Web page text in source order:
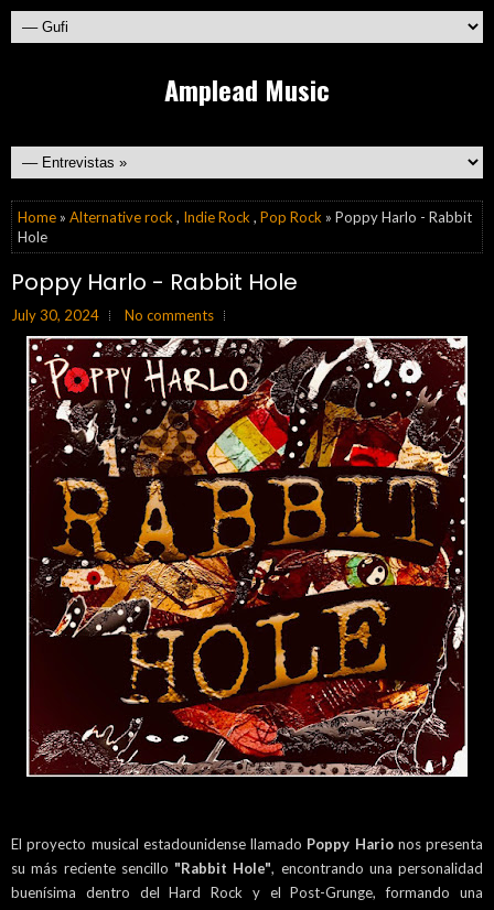
Amplead Music
Home » Alternative rock , Indie Rock , Pop Rock » Poppy Harlo - Rabbit
Hole
Poppy Harlo - Rabbit Hole
July 30, 2024 No comments
El proyecto musical estadounidense llamado Poppy Hario nos presenta
su más reciente sencillo "Rabbit Hole", encontrando una personalidad
buenísima dentro del Hard Rock y el Post-Grunge, formando una